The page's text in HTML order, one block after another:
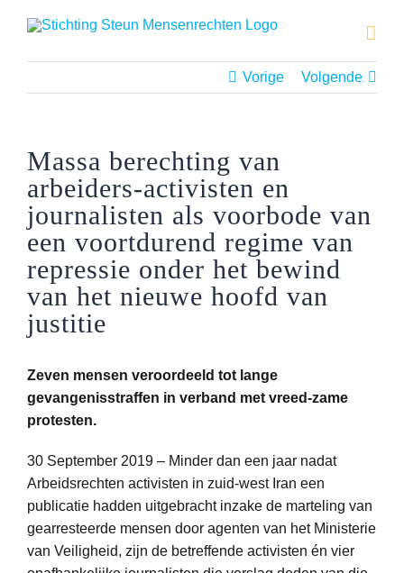
naar
Vorige
Volgende
Massa berechting van
arbeiders-activisten en
journalisten als voorbode van
een voortdurend regime van
repressie onder het bewind
van het nieuwe hoofd van
justitie
Zeven mensen veroordeeld tot lange
gevangenisstraffen in verband met vreed-zame
protesten.
30 September 2019 – Minder dan een jaar nadat
Arbeidsrechten activisten in zuid-west Iran een
publicatie hadden uitgebracht inzake de marteling van
gearresteerde mensen door agenten van het Ministerie
van Veiligheid, zijn de betreffende activisten én vier